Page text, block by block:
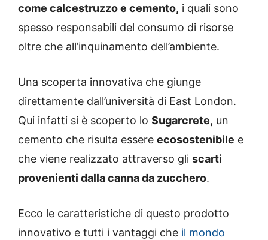
come calcestruzzo e cemento, i quali sono
spesso responsabili del consumo di risorse
oltre che all’inquinamento dell’ambiente.
Una scoperta innovativa che giunge
direttamente dall’università di East London.
Qui infatti si è scoperto lo Sugarcrete, un
cemento che risulta essere ecosostenibile e
che viene realizzato attraverso gli scarti
provenienti dalla canna da zucchero.
Ecco le caratteristiche di questo prodotto
innovativo e tutti i vantaggi che il mondo